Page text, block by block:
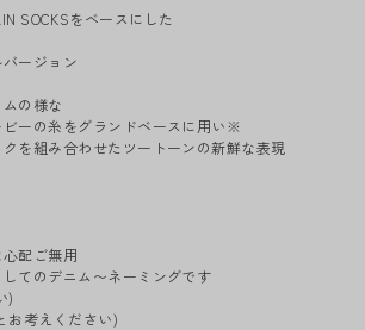
SOCKSをベースにした
ージョン
の様な
ーの糸をグランドベースに用い※
を組み合わせたツートーンの新鮮な表現
配ご無用
てのデニム〜ネーミングです
)
お考えください)